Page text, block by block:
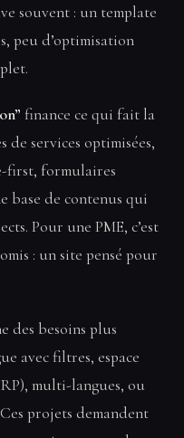
souvent : un template
peu d’optimisation
finance ce qui fait la
de services optimisées,
first, formulaires
base de contenus qui
Pour une PME, c’est
: un site pensé pour
des besoins plus
avec filtres, espace
multi-langues, ou
projets demandent